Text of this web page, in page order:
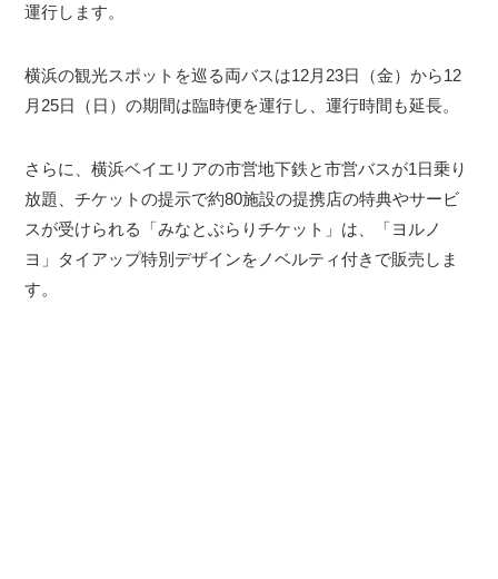
運行します。
横浜の観光スポットを巡る両バスは12月23日（金）から12
月25日（日）の期間は臨時便を運行し、運行時間も延長。
さらに、横浜ベイエリアの市営地下鉄と市営バスが1日乗り
放題、チケットの提示で約80施設の提携店の特典やサービ
スが受けられる「みなとぶらりチケット」は、「ヨルノ
ヨ」タイアップ特別デザインをノベルティ付きで販売しま
す。